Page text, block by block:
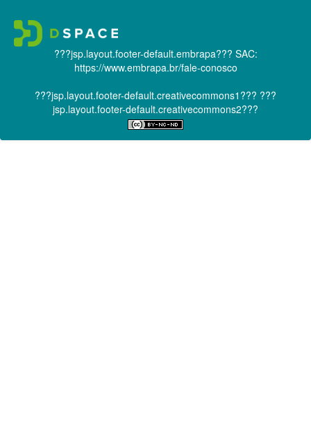
???jsp.layout.footer-default.embrapa??? SAC:
https://www.embrapa.br/fale-conosco
???jsp.layout.footer-default.creativecommons1??? ???
jsp.layout.footer-default.creativecommons2???